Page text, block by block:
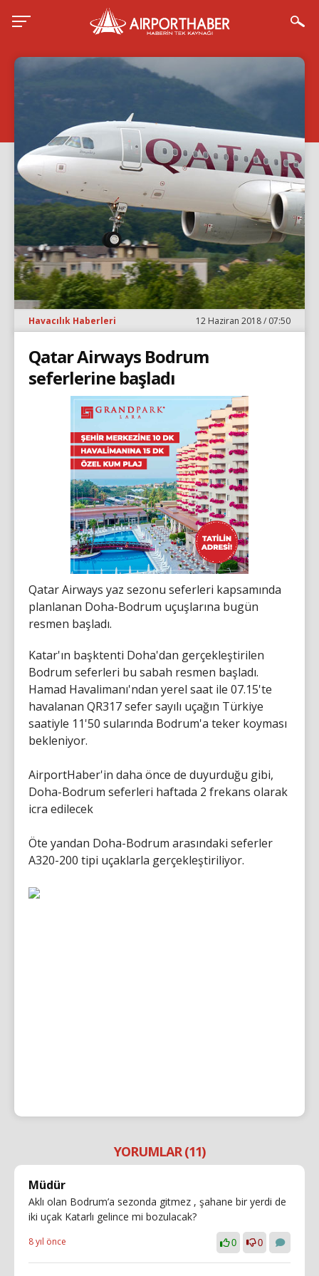
Havacılık Haberleri 12 Haziran 2018 / 07:50
Qatar Airways Bodrum
seferlerine başladı
Qatar Airways yaz sezonu seferleri kapsamında
planlanan Doha-Bodrum uçuşlarına bugün
resmen başladı.
Katar'ın başktenti Doha'dan gerçekleştirilen
Bodrum seferleri bu sabah resmen başladı.
Hamad Havalimanı'ndan yerel saat ile 07.15'te
havalanan QR317 sefer sayılı uçağın Türkiye
saatiyle 11'50 sularında Bodrum'a teker koyması
bekleniyor.
AirportHaber'in daha önce de duyurduğu gibi,
Doha-Bodrum seferleri haftada 2 frekans olarak
icra edilecek
Öte yandan Doha-Bodrum arasındaki seferler
A320-200 tipi uçaklarla gerçekleştiriliyor.
YORUMLAR (11)
Müdür
Aklı olan Bodrum’a sezonda gitmez , şahane bir yerdi de
iki uçak Katarlı gelince mi bozulacak?
8 yıl önce 0 0